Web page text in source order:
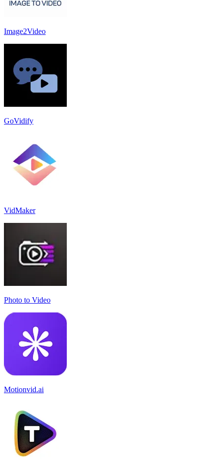
Image2Video
GoVidify
VidMaker
Photo to Video
Motionvid.ai